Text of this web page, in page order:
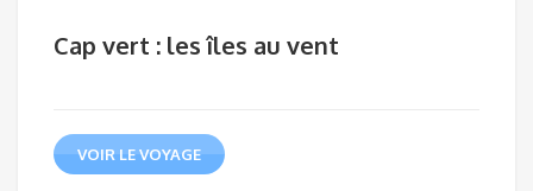
Cap vert : les îles au vent
VOIR LE VOYAGE